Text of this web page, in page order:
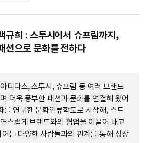
규희 : 스투시에서 슈프림까지,
션으로 문화를 전하다
디다스, 스투시, 슈프림 등 여러 브랜드
더욱 풍부한 패션과 문화를 연결해 왔어
를 연구한 문화인류학도로 시작해, 스트
스럽게 브랜드와의 협업을 이끌어 내고
는 다양한 사람들과의 관계를 통해 성장